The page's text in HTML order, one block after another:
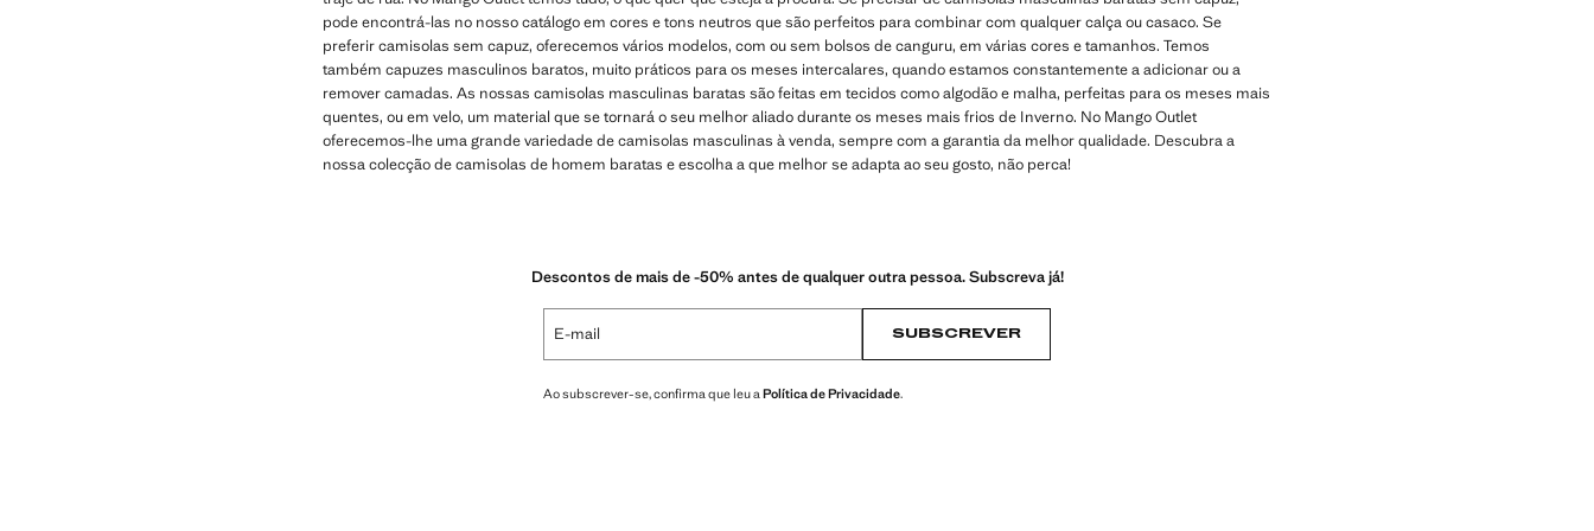
pode encontrá-las no nosso catálogo em cores e tons neutros que são perfeitos para combinar com qualquer calça ou casaco. Se
preferir camisolas sem capuz, oferecemos vários modelos, com ou sem bolsos de canguru, em várias cores e tamanhos. Temos
também capuzes masculinos baratos, muito práticos para os meses intercalares, quando estamos constantemente a adicionar ou a
remover camadas. As nossas camisolas masculinas baratas são feitas em tecidos como algodão e malha, perfeitas para os meses mais
quentes, ou em velo, um material que se tornará o seu melhor aliado durante os meses mais frios de Inverno. No Mango Outlet
oferecemos-lhe uma grande variedade de camisolas masculinas à venda, sempre com a garantia da melhor qualidade. Descubra a
nossa colecção de camisolas de homem baratas e escolha a que melhor se adapta ao seu gosto, não perca!
Descontos de mais de -50% antes de qualquer outra pessoa. Subscreva já!
E-mail SUBSCREVER
Ao subscrever-se, confirma que leu a Política de Privacidade.